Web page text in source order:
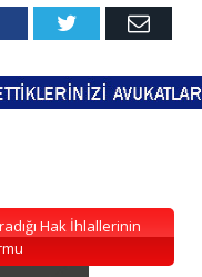
Twitter Email
Hak İhlallerinin